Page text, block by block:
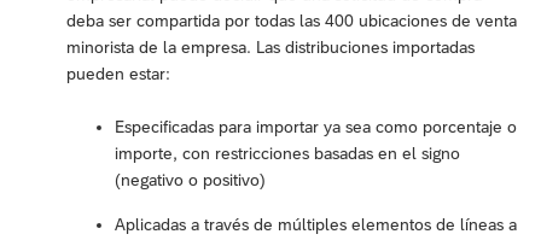
deba ser compartida por todas las 400 ubicaciones de venta
minorista de la empresa. Las distribuciones importadas
pueden estar:
Especificadas para importar ya sea como porcentaje o
importe, con restricciones basadas en el signo
(negativo o positivo)
Aplicadas a través de múltiples elementos de líneas a